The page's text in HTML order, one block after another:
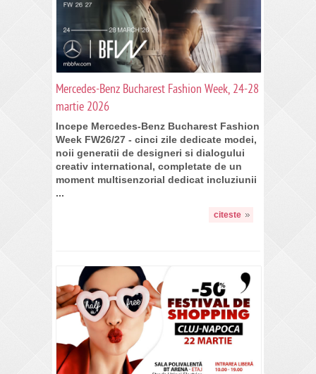
Mercedes-Benz Bucharest Fashion Week, 24-28
martie 2026
Incepe Mercedes-Benz Bucharest Fashion
Week FW26/27 - cinci zile dedicate modei,
noii generatii de designeri si dialogului
creativ international, completate de un
moment multisenzorial dedicat incluziunii
...
citeste